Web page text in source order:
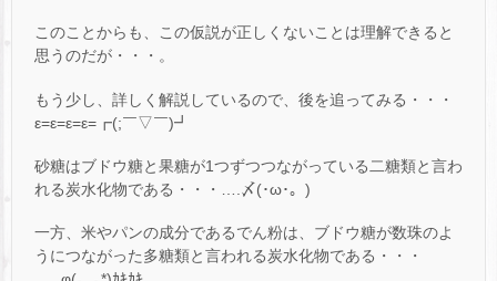
このことからも、この仮説が正しくないことは理解できると
思うのだが・・・。
もう少し、詳しく解説しているので、後を追ってみる・・・
ε=ε=ε=ε=┏(;￣▽￣)┛
砂糖はブドウ糖と果糖が1つずつつながっている二糖類と言わ
れる炭水化物である・・・….〆(･ω･。)
一方、米やパンの成分であるでん粉は、ブドウ糖が数珠のよ
うにつながった多糖類と言われる炭水化物である・・・